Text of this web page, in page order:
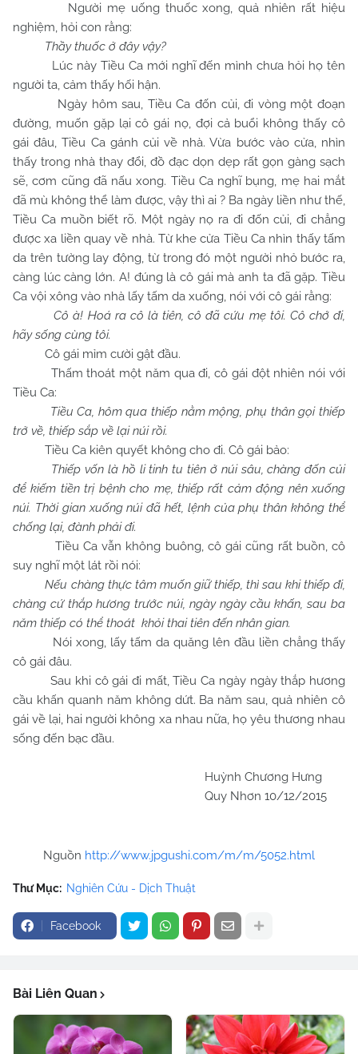
Người mẹ uống thuốc xong, quả nhiên rất hiệu
nghiệm, hỏi con rằng:
Thầy thuốc ở đây vậy?
Lúc này Tiều Ca mới nghĩ đến mình chưa hỏi họ tên
người ta, cảm thấy hối hận.
Ngày hôm sau, Tiều Ca đốn củi, đi vòng một đoạn
đường, muốn gặp lại cô gái nọ, đợi cả buổi không thấy cô
gái đâu, Tiều Ca gánh củi về nhà. Vừa bước vào cửa, nhìn
thấy trong nhà thay đổi, đồ đạc dọn dẹp rất gọn gàng sạch
sẽ, cơm cũng đã nấu xong. Tiều Ca nghĩ bụng, mẹ hai mắt
đã mù không thể làm được, vậy thì ai ? Ba ngày liền như thế,
Tiều Ca muồn biết rõ. Một ngày nọ ra đi đốn củi, đi chẳng
được xa liền quay về nhà. Từ khe cửa Tiều Ca nhìn thấy tấm
da trên tường lay động, từ trong đó một người nhỏ bước ra,
càng lúc càng lớn. A! đúng là cô gái mà anh ta đã gặp. Tiều
Ca vội xông vào nhà lấy tấm da xuống, nói với cô gái rằng:
Cô à! Hoá ra cô là tiên, cô đã cứu mẹ tôi. Cô chớ đi,
hãy sống cùng tôi.
Cô gái mỉm cười gật đầu.
Thấm thoát một năm qua đi, cô gái đột nhiên nói với
Tiều Ca:
Tiều Ca, hôm qua thiếp nằm mộng, phụ thân gọi thiếp
trở về, thiếp sắp về lại núi rồi.
Tiều Ca kiên quyết không cho đi. Cô gái bảo:
Thiếp vốn là hồ li tinh tu tiên ở núi sâu, chàng đốn củi
để kiếm tiền trị bệnh cho mẹ, thiếp rất cảm động nên xuống
núi. Thời gian xuống núi đã hết, lệnh của phụ thân không thể
chống lại, đành phải đi.
Tiều Ca vẫn không buông, cô gái cũng rất buồn, cô
suy nghĩ một lát rồi nói:
Nếu chàng thực tâm muốn giữ thiếp, thì sau khi thiếp đi,
chàng cứ thắp hương trước núi, ngày ngày cầu khấn, sau ba
năm thiếp có thể thoát khỏi thai tiên đến nhân gian.
Nói xong, lấy tấm da quăng lên đầu liền chẳng thấy
cô gái đâu.
Sau khi cô gái đi mất, Tiều Ca ngày ngày thắp hương
cầu khấn quanh năm không dứt. Ba năm sau, quả nhiên cô
gái về lại, hai người không xa nhau nữa, họ yêu thương nhau
sống đến bạc đầu.
Huỳnh Chương Hưng
Quy Nhơn 10/12/2015
Nguồn http://www.jpgushi.com/m/m/5052.html
Thư Mục: Nghiên Cứu - Dịch Thuật
Facebook
Bài Liên Quan